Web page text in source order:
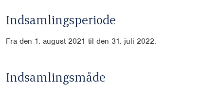
Indsamlingsperiode
Fra den 1. august 2021 til den 31. juli 2022.
Indsamlingsmåde